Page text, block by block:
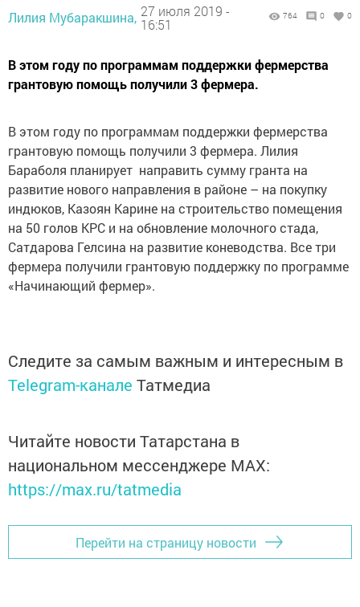
Лилия Мубаракшина, 27 июля 2019 -
16:51
764 0 0
В этом году по программам поддержки фермерства
грантовую помощь получили 3 фермера.
В этом году по программам поддержки фермерства
грантовую помощь получили 3 фермера. Лилия
Бараболя планирует направить сумму гранта на
развитие нового направления в районе – на покупку
индюков, Казоян Карине на строительство помещения
на 50 голов КРС и на обновление молочного стада,
Сатдарова Гелсина на развитие коневодства. Все три
фермера получили грантовую поддержку по программе
«Начинающий фермер».
Следите за самым важным и интересным в
Telegram-канале Татмедиа
Читайте новости Татарстана в
национальном мессенджере MАХ:
https://max.ru/tatmedia
Перейти на страницу новости